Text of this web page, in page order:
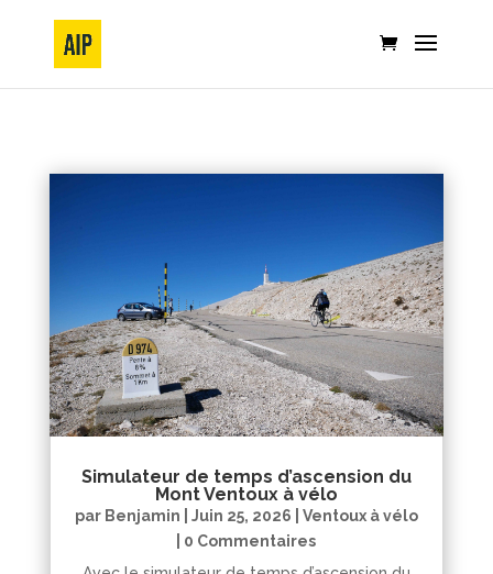
Simulateur de temps d’ascension du
Mont Ventoux à vélo
par Benjamin Juin 25, 2026
Ventoux à vélo
| 0 Commentaires